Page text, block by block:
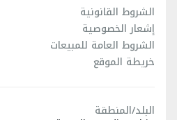
الشروط القانونية
إشعار الخصوصية
الشروط العامة للمبيعات
خريطة الموقع
البلد/المنطقة